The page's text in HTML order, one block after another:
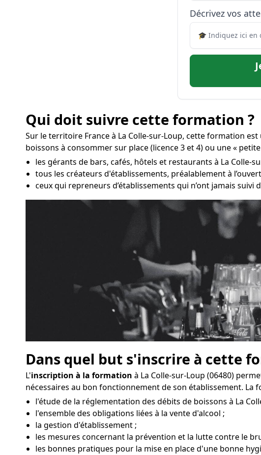
Décrivez vos
Qui doit suivre cette formation ?
Sur le territoire France à La Colle-sur-Loup, cette formation est
boissons à consommer sur place (licence 3 et 4) ou une «
les gérants de bars, cafés, hôtels et restaurants à La Colle-
tous les créateurs d'établissements, préalablement à
ceux qui repreneurs d’établissements qui n’ont jamais suivi
Dans quel but s'inscrire à cette
L'inscription à la formation à La Colle-sur-Loup (06480)
nécessaires au bon fonctionnement de son établissement. La
l'étude de la réglementation des débits de boissons à La
l'ensemble des obligations liées à la vente d'alcool ;
la gestion d'établissement ;
les mesures concernant la prévention et la lutte contre le
les bonnes pratiques pour la mise en place d'une bonne